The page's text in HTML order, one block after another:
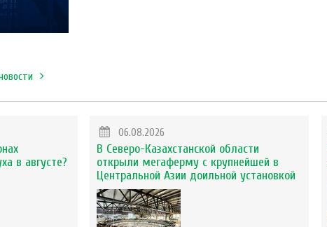
в августе?
06.08.2026
В Северо-Казахстанской области
открыли мегаферму с крупнейшей в
Центральной Азии доильной установкой